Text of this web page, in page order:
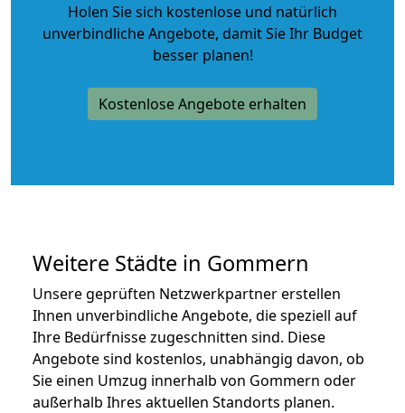
Holen Sie sich kostenlose und natürlich
unverbindliche Angebote, damit Sie Ihr Budget
besser planen!
Kostenlose Angebote erhalten
Weitere Städte in Gommern
Unsere geprüften Netzwerkpartner erstellen
Ihnen unverbindliche Angebote, die speziell auf
Ihre Bedürfnisse zugeschnitten sind. Diese
Angebote sind kostenlos, unabhängig davon, ob
Sie einen Umzug innerhalb von Gommern oder
außerhalb Ihres aktuellen Standorts planen.